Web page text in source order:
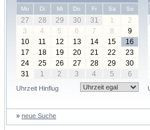
Mo
Di Mi Do Fr Sa So
27 28 29 30 31 1
2
3
4 5 6 7 8
9
10
11 12 13 14 15
16
17
18 19 20 21 22
23
24
25 26 27 28 29
30
31
1 2 3 4 5 6
Uhrzeit Hinflug
» neue Suche